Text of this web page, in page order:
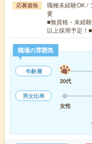
応募資格
職種未経験OK /
要
■無資格・未経
以上採用予定
職場の雰囲気
年齢層
20代
男女比率
女性